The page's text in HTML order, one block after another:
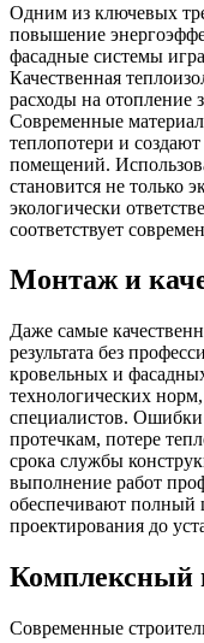
Одним из ключевых
повышение
фасадные системы
Качественная
расходы на отопление
Современные
теплопотери и
помещений.
становится не только
экологически
соответствует
Монтаж и
Даже самые
результата без
кровельных и
технологических
специалистов.
протечкам, потере
срока службы
выполнение работ
обеспечивают полный
проектирования до
Комплексный
Современные